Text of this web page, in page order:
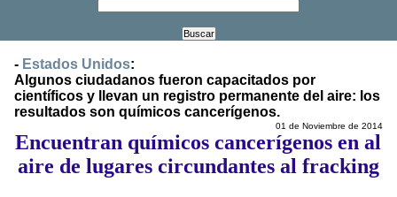
- Estados Unidos:
Algunos ciudadanos fueron capacitados por
científicos y llevan un registro permanente del aire: los
resultados son químicos cancerígenos.
01 de Noviembre de 2014
Encuentran químicos cancerígenos en al
aire de lugares circundantes al fracking